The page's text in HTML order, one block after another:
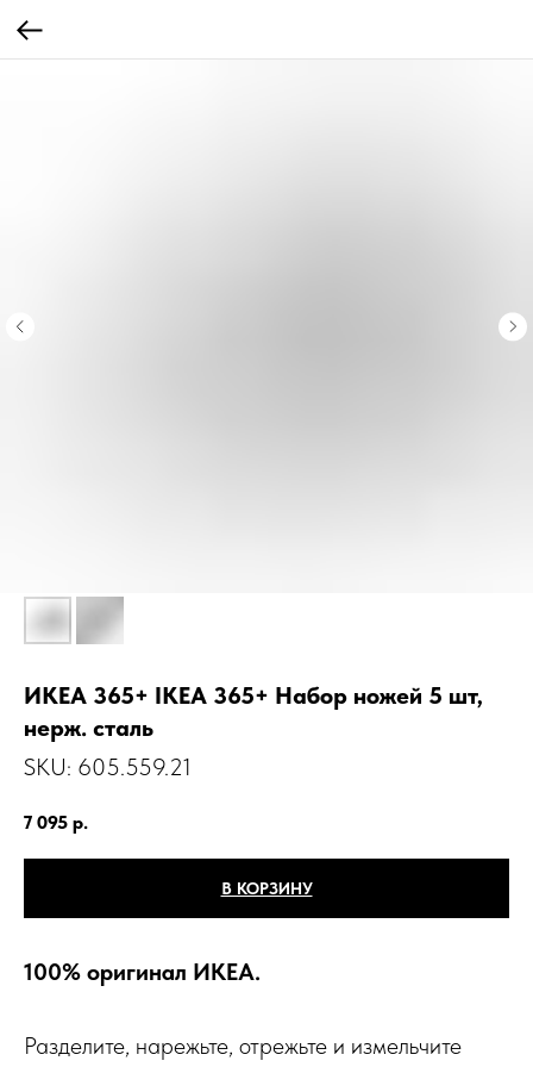
ИКЕА 365+ IKEA 365+ Набор ножей 5 шт,
нерж. сталь
SKU: 605.559.21
7 095 р.
В КОРЗИНУ
100% оригинал ИКЕА.
Разделите, нарежьте, отрежьте и измельчите